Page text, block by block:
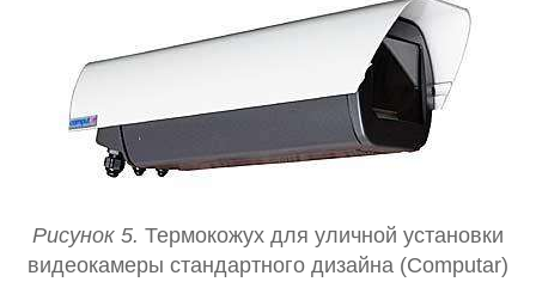
Рисунок 5. Термокожух для уличной установки
видеокамеры стандартного дизайна (Computar)